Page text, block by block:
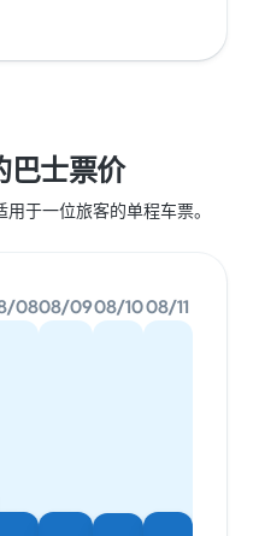
巴士票价
于一位旅客的单程车票。
0808/0908/1008/11